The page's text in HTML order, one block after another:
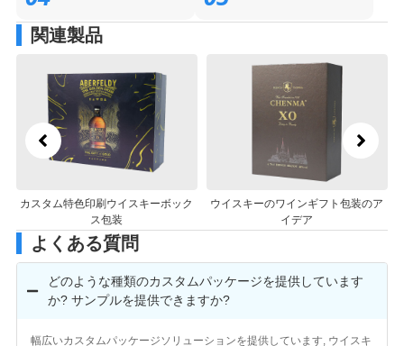
関連製品
特色印刷ウイスキーボック
ウイスキーのワインギフト包装のア
リバース
よくある質問
どのような種類のカスタムパッケージを提供しています
か? サンプルを提供できますか?
幅広いカスタムパッケージソリューションを提供しています, ウイスキ